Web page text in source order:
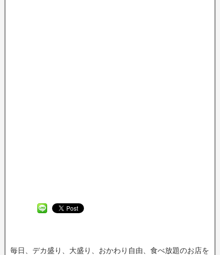
毎日、デカ盛り、大盛り、おかわり自由、食べ放題のお店を